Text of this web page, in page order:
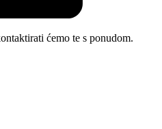
ćemo te s ponudom.